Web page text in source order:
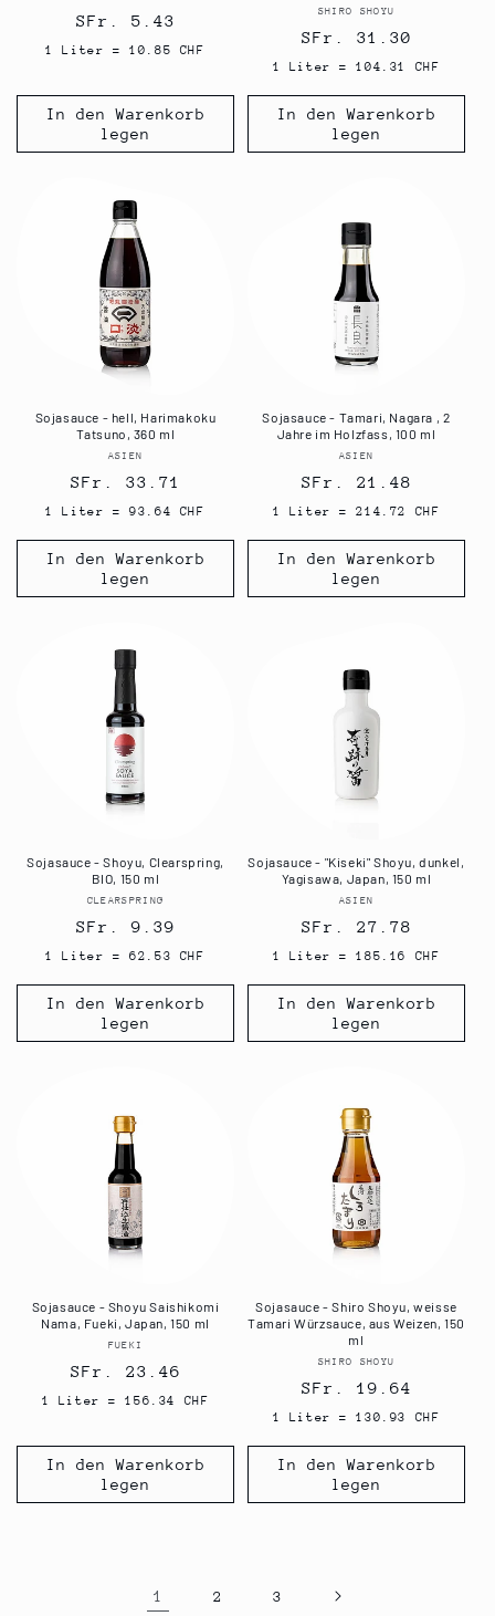
Normaler
Preis
SFr. 5.43
1 Liter = 10.85 CHF
In den Warenkorb
legen
Anbieter:
SHIRO SHOYU
Normaler
Preis
SFr. 31.30
1 Liter = 104.31 CHF
In den Warenkorb
legen
Sojasauce - hell, Harimakoku
Tatsuno, 360 ml
Anbieter:
ASIEN
Normaler
Preis
SFr. 33.71
1 Liter = 93.64 CHF
In den Warenkorb
legen
Sojasauce - Tamari, Nagara , 2
Jahre im Holzfass, 100 ml
Anbieter:
ASIEN
Normaler
Preis
SFr. 21.48
1 Liter = 214.72 CHF
In den Warenkorb
legen
Sojasauce - Shoyu, Clearspring,
BIO, 150 ml
Anbieter:
CLEARSPRING
Normaler
Preis
SFr. 9.39
1 Liter = 62.53 CHF
In den Warenkorb
legen
Sojasauce - "Kiseki" Shoyu, dunkel,
Yagisawa, Japan, 150 ml
Anbieter:
ASIEN
Normaler
Preis
SFr. 27.78
1 Liter = 185.16 CHF
In den Warenkorb
legen
Sojasauce - Shoyu Saishikomi
Nama, Fueki, Japan, 150 ml
Anbieter:
FUEKI
Normaler
Preis
SFr. 23.46
1 Liter = 156.34 CHF
In den Warenkorb
legen
Sojasauce - Shiro Shoyu, weisse
Tamari Würzsauce, aus Weizen, 150
ml
Anbieter:
SHIRO SHOYU
Normaler
Preis
SFr. 19.64
1 Liter = 130.93 CHF
In den Warenkorb
legen
1 2 3